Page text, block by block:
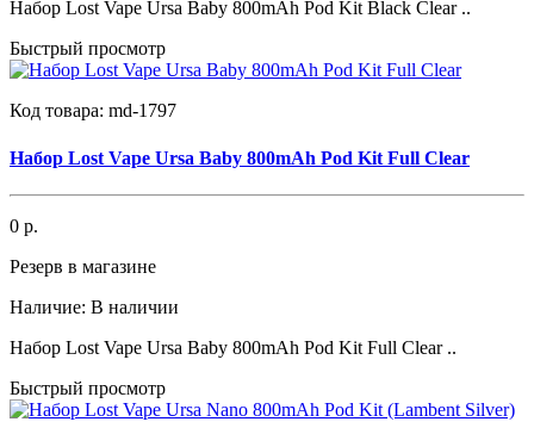
Набор Lost Vape Ursa Baby 800mAh Pod Kit Black Clear ..
Быстрый просмотр
Код товара: md-1797
Набор Lost Vape Ursa Baby 800mAh Pod Kit Full Clear
0 р.
Резерв в магазине
Наличие: В наличии
Набор Lost Vape Ursa Baby 800mAh Pod Kit Full Clear ..
Быстрый просмотр